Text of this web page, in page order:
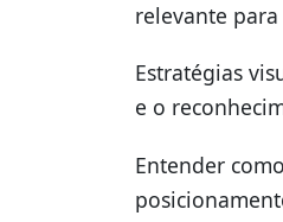
relevante para
Estratégias
e o
Entender